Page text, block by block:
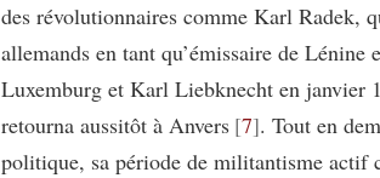
des révolutionnaires comme Karl Radek,
allemands en tant qu’émissaire de
Luxemburg et Karl Liebknecht en janvier
retourna aussitôt à Anvers 7 . Tout en
politique, sa période de militantisme actif